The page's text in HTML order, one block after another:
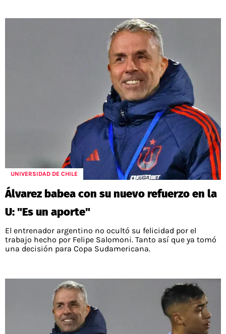
UNIVERSIDAD DE CHILE
Álvarez babea con su nuevo refuerzo en la
U: "Es un aporte"
El entrenador argentino no ocultó su felicidad por el
trabajo hecho por Felipe Salomoni. Tanto así que ya tomó
una decisión para Copa Sudamericana.